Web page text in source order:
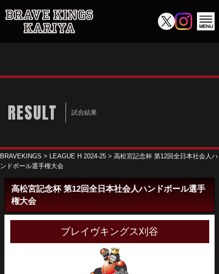
RESULT 試合結果
BRAVEKINGS > LEAGUE H 2024-25 > 高松宮記念杯 第12回全日本社会人ハ
ンドボール選手権大会
高松宮記念杯 第12回全日本社会人ハンドボール選手
権大会
ブレイヴキングス刈谷